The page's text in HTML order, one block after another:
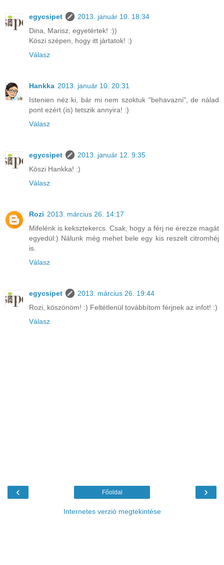
egycsipet
2013. január 10. 18:34
Dina, Marisz, egyetértek! :))
Köszi szépen, hogy itt jártatok! :)
Válasz
Hankka 2013. január 10. 20:31
Istenien néz ki, bár mi nem szoktuk "behavazni", de nálad
pont ezért (is) tetszik annyira! :)
Válasz
egycsipet
2013. január 12. 9:35
Köszi Hankka! :)
Válasz
Rozi 2013. március 26. 14:17
Mifelénk is keksztekercs. Csak, hogy a férj ne érezze magát
egyedül:) Nálunk még mehet bele egy kis reszelt citromhéj
is.
Válasz
egycsipet
2013. március 26. 19:44
Rozi, köszönöm! :) Feltétlenül továbbítom férjnek az infot! :)
Válasz
‹ ›
Főoldal
Internetes verzió megtekintése